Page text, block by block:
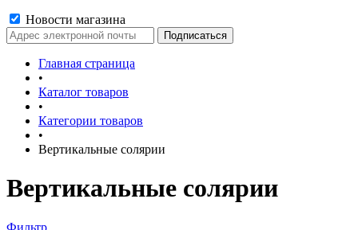
Новости магазина
Главная страница
•
Каталог товаров
•
Категории товаров
•
Вертикальные солярии
Вертикальные солярии
Фильтр